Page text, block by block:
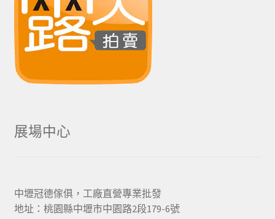
展場中心
中壢冠德傢俱，工廠直營專業批發
地址：桃園縣中壢市中園路2段179-6號